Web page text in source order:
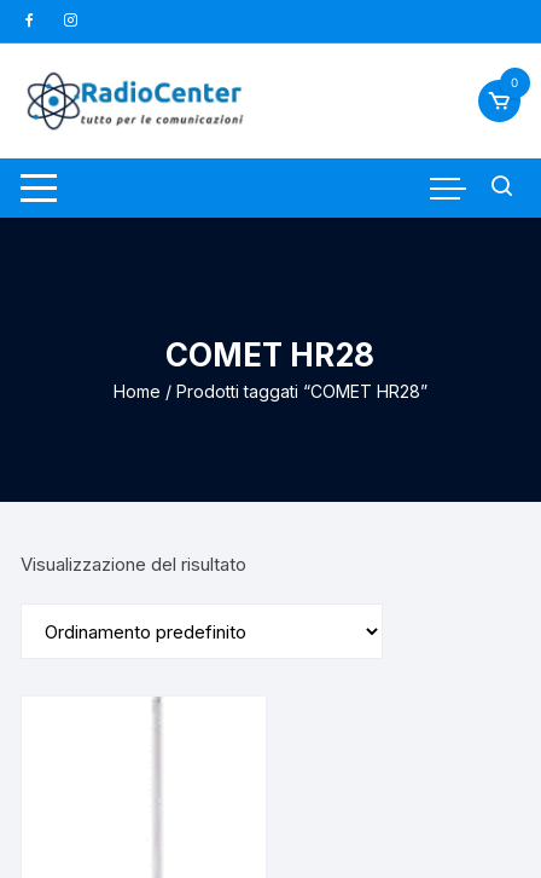
al
contenuto
0
COMET HR28
Home / Prodotti taggati “COMET HR28”
Visualizzazione del risultato